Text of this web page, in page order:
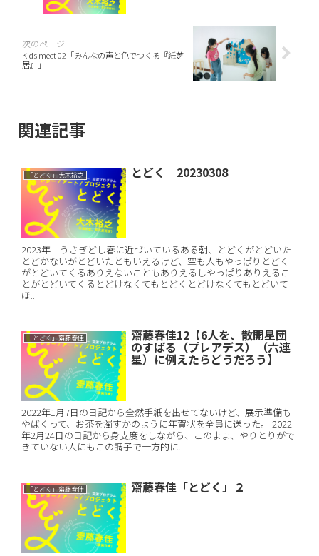
Kids meet 02「みんなの声と色でつくる『紙芝
居』」
関連記事
「とどく」大木裕之 とどく 20230308
2023年 うさぎどし春に近づいているある朝、とどくがとどいた
とどかないがとどいたともいえるけど、空も人もやっぱりとどく
がとどいてくるありえないこともありえるしやっぱりありえるこ
とがとどいてくるとどけなくてもとどくとどけなくてもとどいて
ほ...
「とどく」齋藤春佳 齋藤春佳12【6人を、散開星団
のすばる（プレアデス）（六連
星）に例えたらどうだろう】
2022年1月7日の日記から全然手紙を出せてないけど、展示準備も
やばくって、お茶を濁すかのように年賀状を全員に送った。 2022
年2月24日の日記から身支度をしながら、このまま、やりとりがで
きていない人にもこの調子で一方的に...
「とどく」齋藤春佳 齋藤春佳「とどく」２